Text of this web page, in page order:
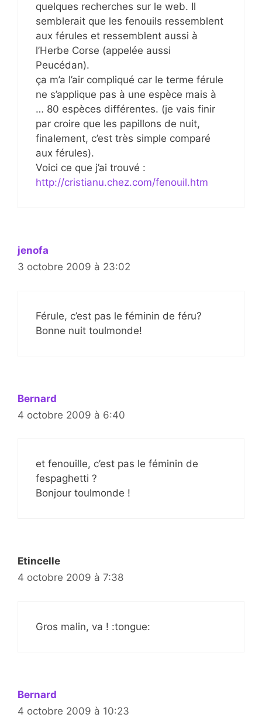
quelques recherches sur le web. Il
semblerait que les fenouils ressemblent
aux férules et ressemblent aussi à
l’Herbe Corse (appelée aussi
Peucédan).
ça m’a l’air compliqué car le terme férule
ne s’applique pas à une espèce mais à
… 80 espèces différentes. (je vais finir
par croire que les papillons de nuit,
finalement, c’est très simple comparé
aux férules).
Voici ce que j’ai trouvé :
http://cristianu.chez.com/fenouil.htm
jenofa
3 octobre 2009 à 23:02
Férule, c’est pas le féminin de féru?
Bonne nuit toulmonde!
Bernard
4 octobre 2009 à 6:40
et fenouille, c’est pas le féminin de
fespaghetti ?
Bonjour toulmonde !
Etincelle
4 octobre 2009 à 7:38
Gros malin, va ! :tongue:
Bernard
4 octobre 2009 à 10:23